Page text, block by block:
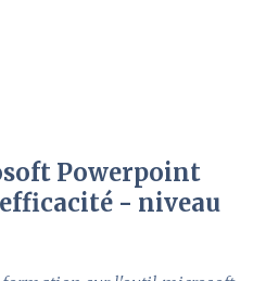
Powerpoint
- niveau